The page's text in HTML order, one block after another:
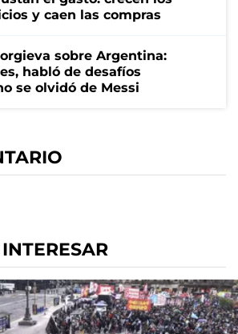
y caen las compras
sobre Argentina:
habló de desafíos
se olvidó de Messi